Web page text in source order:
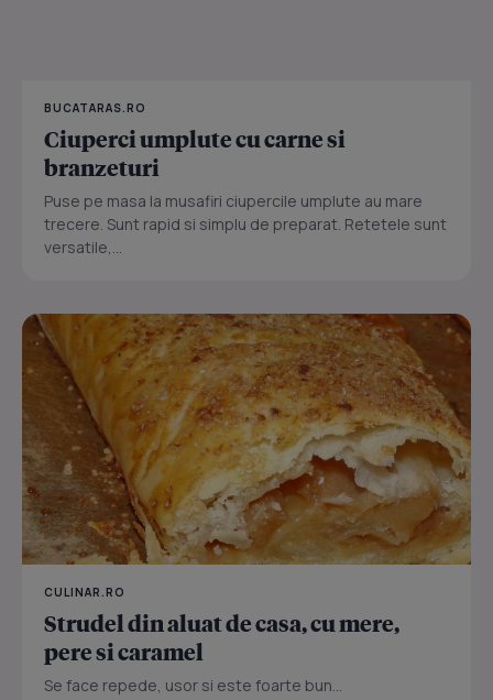
BUCATARAS.RO
Ciuperci umplute cu carne si
branzeturi
Puse pe masa la musafiri ciupercile umplute au mare
trecere. Sunt rapid si simplu de preparat. Retetele sunt
versatile,...
CULINAR.RO
Strudel din aluat de casa, cu mere,
pere si caramel
Se face repede, usor si este foarte bun...